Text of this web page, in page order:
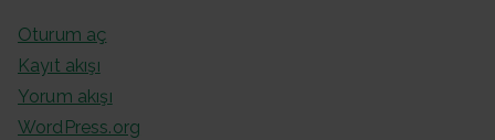
Oturum aç
Kayıt akışı
Yorum akışı
WordPress.org